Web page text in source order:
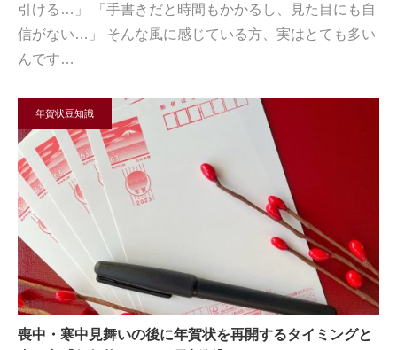
引ける…」 「手書きだと時間もかかるし、見た目にも自
信がない…」 そんな風に感じている方、実はとても多い
んです…
年賀状豆知識
喪中・寒中見舞いの後に年賀状を再開するタイミングと